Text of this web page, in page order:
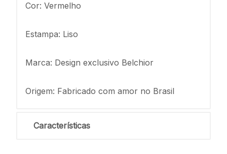
Cor: Vermelho
Estampa: Liso
Marca: Design exclusivo Belchior
Origem: Fabricado com amor no Brasil
Características